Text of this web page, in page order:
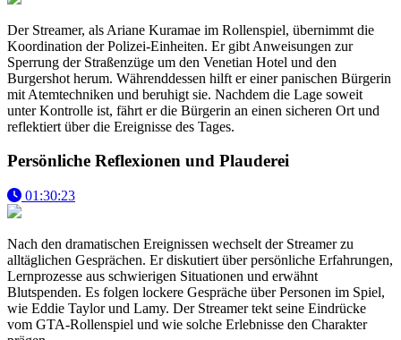
Der Streamer, als Ariane Kuramae im Rollenspiel, übernimmt die
Koordination der Polizei-Einheiten. Er gibt Anweisungen zur
Sperrung der Straßenzüge um den Venetian Hotel und den
Burgershot herum. Währenddessen hilft er einer panischen Bürgerin
mit Atemtechniken und beruhigt sie. Nachdem die Lage soweit
unter Kontrolle ist, fährt er die Bürgerin an einen sicheren Ort und
reflektiert über die Ereignisse des Tages.
Persönliche Reflexionen und Plauderei
01:30:23
Nach den dramatischen Ereignissen wechselt der Streamer zu
alltäglichen Gesprächen. Er diskutiert über persönliche Erfahrungen,
Lernprozesse aus schwierigen Situationen und erwähnt
Blutspenden. Es folgen lockere Gespräche über Personen im Spiel,
wie Eddie Taylor und Lamy. Der Streamer tekt seine Eindrücke
vom GTA-Rollenspiel und wie solche Erlebnisse den Charakter